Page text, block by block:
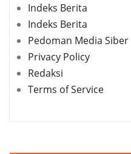
Indeks Berita
Indeks Berita
Pedoman Media Siber
Privacy Policy
Redaksi
Terms of Service